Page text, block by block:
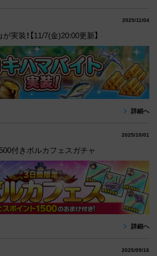
2025/11/04
実装！【11/7(金)20:00更新】
詳細へ
2025/10/01
付きポルカフェスガチャ
詳細へ
2025/09/16